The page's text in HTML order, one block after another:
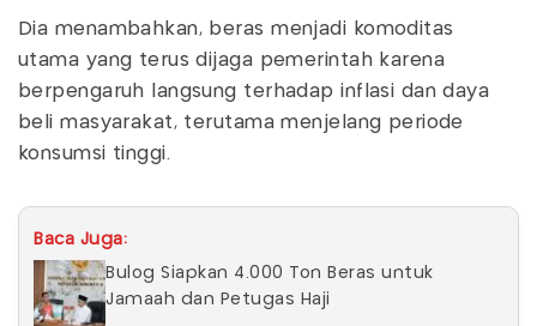
Dia menambahkan, beras menjadi komoditas
utama yang terus dijaga pemerintah karena
berpengaruh langsung terhadap inflasi dan daya
beli masyarakat, terutama menjelang periode
konsumsi tinggi.
Baca Juga:
Bulog Siapkan 4.000 Ton Beras untuk
Jamaah dan Petugas Haji